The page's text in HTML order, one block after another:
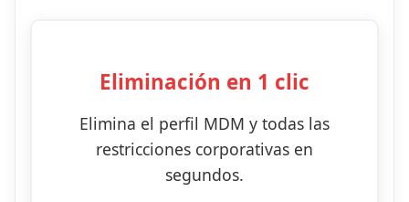
Eliminación en 1 clic
Elimina el perfil MDM y todas las
restricciones corporativas en
segundos.